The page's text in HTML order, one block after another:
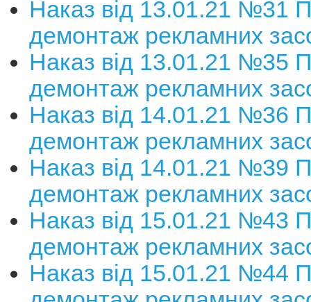
Наказ від 13.01.21 №31
демонтаж рекламних
Наказ від 13.01.21 №35
демонтаж рекламних
Наказ від 14.01.21 №36
демонтаж рекламних
Наказ від 14.01.21 №39
демонтаж рекламних
Наказ від 15.01.21 №43
демонтаж рекламних
Наказ від 15.01.21 №44